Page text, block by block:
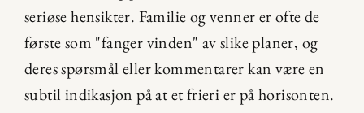
seriøse hensikter. Familie og venner er ofte de
første som "fanger vinden" av slike planer, og
deres spørsmål eller kommentarer kan være en
subtil indikasjon på at et frieri er på horisonten.